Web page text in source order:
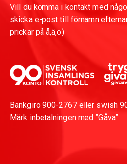
Vill du komma i kontakt med
skicka e-post till
prickar på å,ä,ö)
Bankgiro 900-2767 eller swish
Märk inbetalningen med ”Gåva”